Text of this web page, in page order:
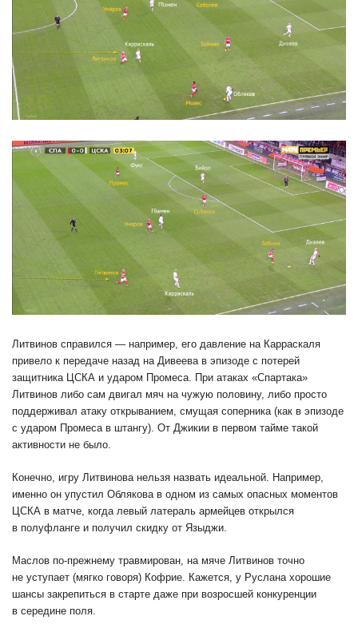
Литвинов справился — например, его давление на Карраскаля
привело к передаче назад на Дивеева в эпизоде с потерей
защитника ЦСКА и ударом Промеса. При атаках «Спартака»
Литвинов либо сам двигал мяч на чужую половину, либо просто
поддерживал атаку открыванием, смущая соперника (как в эпизоде
с ударом Промеса в штангу). От Джикии в первом тайме такой
активности не было.
Конечно, игру Литвинова нельзя назвать идеальной. Например,
именно он упустил Облякова в одном из самых опасных моментов
ЦСКА в матче, когда левый латераль армейцев открылся
в полуфланге и получил скидку от Языджи.
Маслов по-прежнему травмирован, на мяче Литвинов точно
не уступает (мягко говоря) Кофрие. Кажется, у Руслана хорошие
шансы закрепиться в старте даже при возросшей конкуренции
в середине поля.